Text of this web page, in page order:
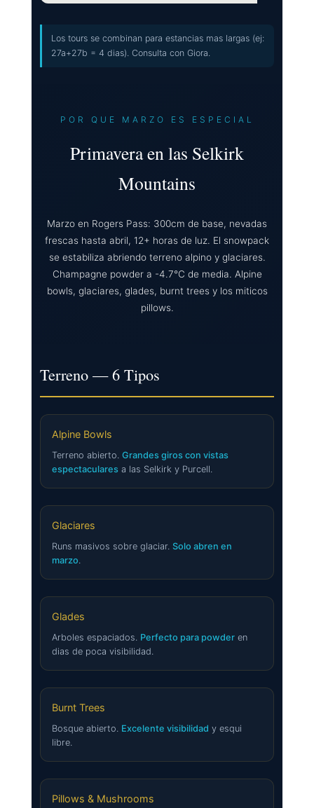
Los tours se combinan para estancias mas largas (ej:
27a+27b = 4 dias). Consulta con Giora.
POR QUE MARZO ES ESPECIAL
Primavera en las Selkirk
Mountains
Marzo en Rogers Pass: 300cm de base, nevadas
frescas hasta abril, 12+ horas de luz. El snowpack
se estabiliza abriendo terreno alpino y glaciares.
Champagne powder a -4.7°C de media. Alpine
bowls, glaciares, glades, burnt trees y los miticos
pillows.
Terreno — 6 Tipos
Alpine Bowls
Terreno abierto. Grandes giros con vistas
espectaculares a las Selkirk y Purcell.
Glaciares
Runs masivos sobre glaciar. Solo abren en
marzo.
Glades
Arboles espaciados. Perfecto para powder en
dias de poca visibilidad.
Burnt Trees
Bosque abierto. Excelente visibilidad y esqui
libre.
Pillows & Mushrooms